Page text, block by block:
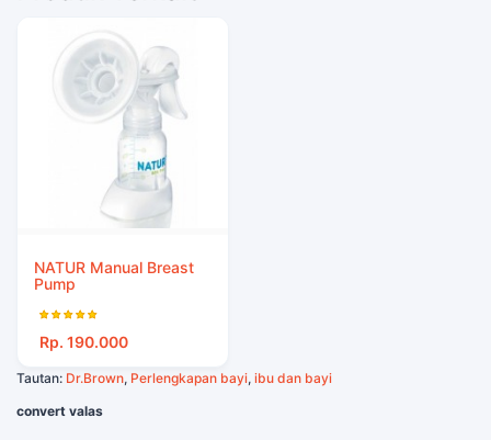
NATUR Manual Breast
Pump
Rp. 190.000
Tautan: Dr.Brown, Perlengkapan bayi, ibu dan bayi
convert valas